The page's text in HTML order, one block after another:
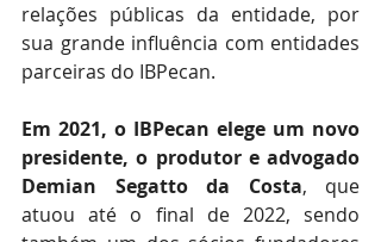
relações públicas da entidade, por
sua grande influência com entidades
parceiras do IBPecan.
Em 2021, o IBPecan elege um novo
presidente, o produtor e advogado
Demian Segatto da Costa, que
atuou até o final de 2022, sendo